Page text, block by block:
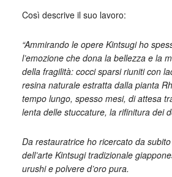
Così descrive il suo lavoro:
“Ammirando le opere Kintsugi ho
l’emozione che dona la bellezza e la
della fragilità: cocci sparsi riuniti con
resina naturale estratta dalla pianta
tempo lungo, spesso mesi, di attesa
lenta delle stuccature, la rifinitura dei
Da restauratrice ho ricercato da
dell’arte Kintsugi tradizionale
urushi e polvere d’oro pura.